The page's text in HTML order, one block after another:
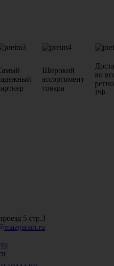
Широкий
ассортимент
товара
во
РФ
5 стр.3